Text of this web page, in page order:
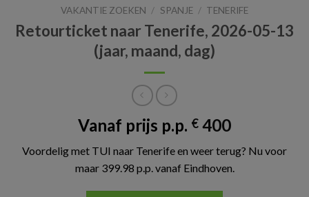
VAKANTIE ZOEKEN / SPANJE / TENERIFE
Retourticket naar Tenerife, 2026-05-13
(jaar, maand, dag)
Vanaf prijs p.p. € 400
Voordelig met TUI naar Tenerife en weer terug? Nu voor
maar 399.98 p.p. vanaf Eindhoven.